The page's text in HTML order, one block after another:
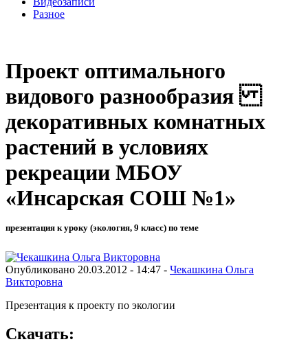
Разное
Проект оптимального
видового разнообразия
декоративных комнатных
растений в условиях
рекреации МБОУ
«Инсарская СОШ №1»
презентация к уроку (экология, 9 класс) по теме
Опубликовано 20.03.2012 - 14:47 - Чекашкина Ольга
Викторовна
Презентация к проекту по экологии
Скачать: